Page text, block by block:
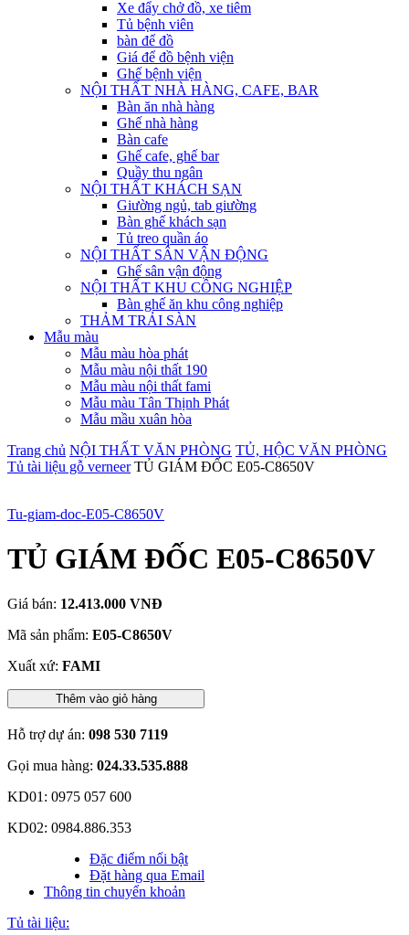
Xe đẩy chở đồ, xe tiêm
Tủ bệnh viên
bàn để đồ
Giá để đồ bệnh viện
Ghế bệnh viện
NỘI THẤT NHÀ HÀNG, CAFE, BAR
Bàn ăn nhà hàng
Ghế nhà hàng
Bàn cafe
Ghế cafe, ghế bar
Quầy thu ngân
NỘI THẤT KHÁCH SẠN
Giường ngủ, tab giường
Bàn ghế khách sạn
Tủ treo quần áo
NỘI THẤT SÂN VẬN ĐỘNG
Ghế sân vận động
NỘI THẤT KHU CÔNG NGHIỆP
Bàn ghế ăn khu công nghiệp
THẢM TRẢI SÀN
Mẫu màu
Mẫu màu hòa phát
Mẫu màu nội thất 190
Mẫu màu nội thất fami
Mẫu màu Tân Thịnh Phát
Mẫu mầu xuân hòa
Trang chủ NỘI THẤT VĂN PHÒNG TỦ, HỘC VĂN PHÒNG
Tủ tài liệu gỗ verneer TỦ GIÁM ĐỐC E05-C8650V
Tu-giam-doc-E05-C8650V
TỦ GIÁM ĐỐC E05-C8650V
Giá bán: 12.413.000 VNĐ
Mã sản phẩm: E05-C8650V
Xuất xứ: FAMI
Thêm vào giỏ hàng
Hỗ trợ dự án: 098 530 7119
Gọi mua hàng: 024.33.535.888
KD01: 0975 057 600
KD02: 0984.886.353
Đặc điểm nổi bật
Đặt hàng qua Email
Thông tin chuyển khoản
Tủ tài liệu: